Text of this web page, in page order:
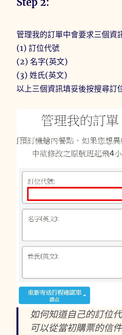
管理我的訂單中會要求三個資
(1) 訂位代號
(2) 名字(英文)
(3) 姓氏(英文)
以上三個資訊填妥後按搜尋訂
如何知道自己的訂位
可以從當初購票的信